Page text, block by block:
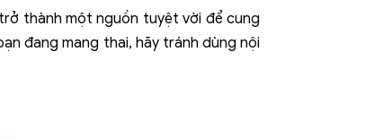
thành một nguồn tuyệt vời để cung
đang mang thai, hãy tránh dùng nội